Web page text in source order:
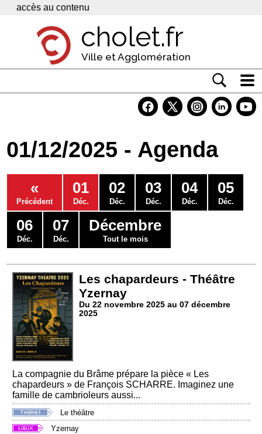
Panneau de gestion des cookies
accès au contenu
cholet.fr
Ville et Agglomération
Economie
Services
Contacts
01/12/2025 - Agenda
«
Précédent
01
Déc.
02
Déc.
03
Déc.
04
Déc.
05
Déc.
06
Déc.
07
Déc.
Décembre
Tout le mois
Les chapardeurs - Théâtre
Yzernay
Du 22 novembre 2025 au 07 décembre
2025
La compagnie du Brâme prépare la pièce « Les
chapardeurs » de François SCHARRE. Imaginez une
famille de cambrioleurs aussi...
Le théâtre
Yzernay